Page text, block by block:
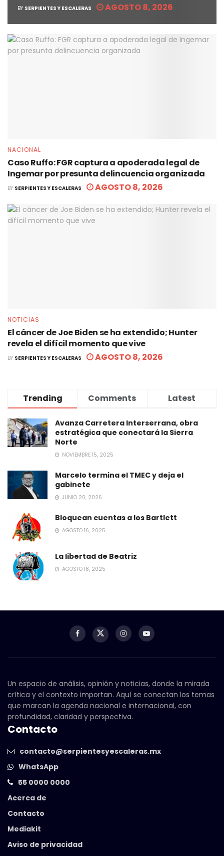
BY SERPIENTES Y ESCALERAS AGOSTO 8, 2026
NACIONAL
Caso Ruffo: FGR captura a apoderada legal de
Ingemar por presunta delincuencia organizada
BY SERPIENTES Y ESCALERAS AGOSTO 8, 2026
NOTICIAS
El cáncer de Joe Biden se ha extendido; Hunter
revela el difícil momento que vive
BY SERPIENTES Y ESCALERAS AGOSTO 8, 2026
Trending Comments Latest
Avanza Carretera Interserrana, obra
estratégica que conectará la Sierra
Norte
NOVIEMBRE 15, 2025
Marcelo termina el TMEC y deja el
gabinete
JUNIO 20, 2026
Bloquean cuentas a los Bartlett
AGOSTO 16, 2025
La libertad de Beatriz
AGOSTO 18, 2025
Un espacio de análisis, opinión y noticias, donde la mirada
crítica y el contexto importan. Aquí se conectan los temas
que marcan la agenda nacional e internacional, con
profundidad, claridad y perspectiva.
Contacto
contacto@serpientesyescaleras.mx
WhatsApp
55 0000 0000
Acerca de
Contacto
Mediakit
Aviso de privacidad